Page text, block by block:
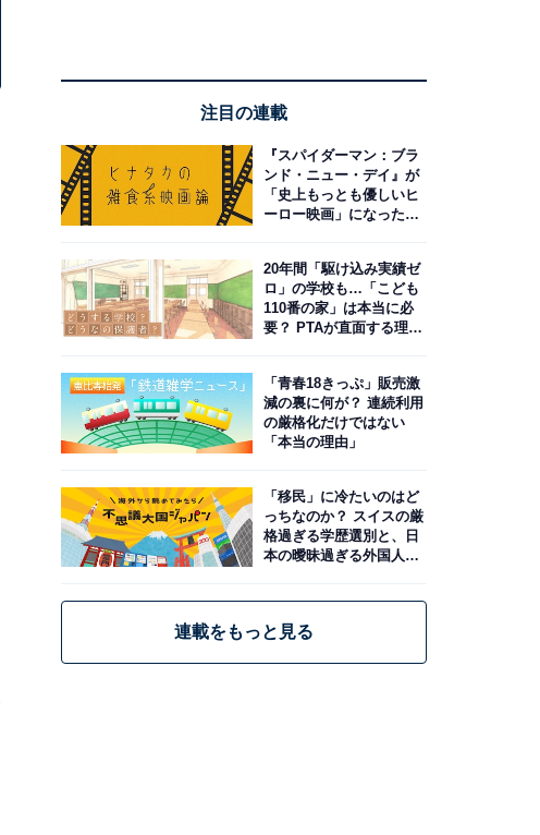
注目の連載
『スパイダーマン：ブラ
ンド・ニュー・デイ』が
「史上もっとも優しいヒ
ーロー映画」になった理
20年間「駆け込み実績ゼ
ロ」の学校も…「こども
110番の家」は本当に必
要？ PTAが直面する理想
「青春18きっぷ」販売激
減の裏に何が？ 連続利用
の厳格化だけではない
「本当の理由」
「移民」に冷たいのはど
っちなのか？ スイスの厳
格過ぎる学歴選別と、日
本の曖昧過ぎる外国人政
連載をもっと見る